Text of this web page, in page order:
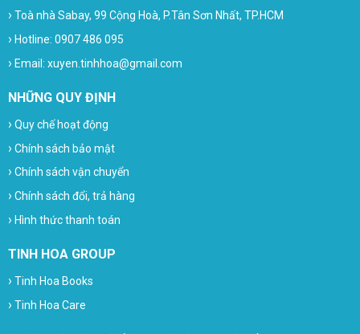
› Toà nhà Sabay, 99 Cộng Hoà, P.Tân Sơn Nhất, TP.HCM
› Hotline: 0907 486 095
› Email: xuyen.tinhhoa@gmail.com
NHỮNG QUY ĐỊNH
› Quy chế hoạt động
› Chính sách bảo mật
› Chính sách vận chuyển
› Chính sách đổi, trả hàng
› Hình thức thanh toán
TINH HOA GROUP
› Tinh Hoa Books
› Tinh Hoa Care